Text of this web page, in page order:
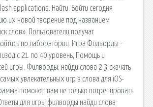
applications. Найти. Войти сегодня
их новой творение под названием
слов». Пользователи получат
по лаборатории. Игра Филворды -
с 21 по 40 уровень, Помощь и
игры. Филворды: найди слова 2.3 скачать
увлекательных игр в слова для iOS-
поможет вам не только потренировать
для игры филворды найди слова